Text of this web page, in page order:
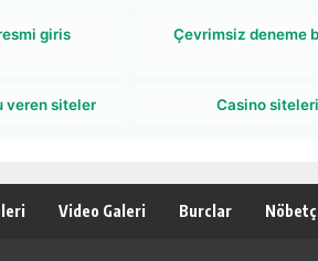
giris Çevrimsiz deneme
veren siteler Casino siteleri
Video Galeri Burclar